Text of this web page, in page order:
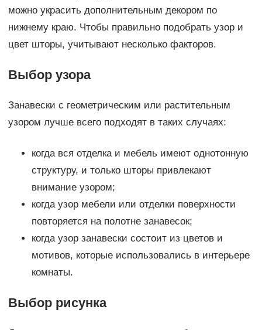
можно украсить дополнительным декором по
нижнему краю. Чтобы правильно подобрать узор и
цвет шторы, учитывают несколько факторов.
Выбор узора
Занавески с геометрическим или растительным
узором лучше всего подходят в таких случаях:
когда вся отделка и мебель имеют однотонную
структуру, и только шторы привлекают
внимание узором;
когда узор мебели или отделки поверхности
повторяется на полотне занавесок;
когда узор занавески состоит из цветов и
мотивов, которые использовались в интерьере
комнаты.
Выбор рисунка